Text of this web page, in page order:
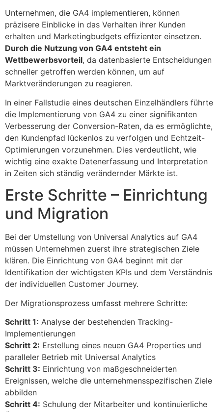
Unternehmen, die GA4 implementieren, können
präzisere Einblicke in das Verhalten ihrer Kunden
erhalten und Marketingbudgets effizienter einsetzen.
Durch die Nutzung von GA4 entsteht ein
Wettbewerbsvorteil, da datenbasierte Entscheidungen
schneller getroffen werden können, um auf
Marktveränderungen zu reagieren.
In einer Fallstudie eines deutschen Einzelhändlers führte
die Implementierung von GA4 zu einer signifikanten
Verbesserung der Conversion-Raten, da es ermöglichte,
den Kundenpfad lückenlos zu verfolgen und Echtzeit-
Optimierungen vorzunehmen. Dies verdeutlicht, wie
wichtig eine exakte Datenerfassung und Interpretation
in Zeiten sich ständig verändernder Märkte ist.
Erste Schritte – Einrichtung
und Migration
Bei der Umstellung von Universal Analytics auf GA4
müssen Unternehmen zuerst ihre strategischen Ziele
klären. Die Einrichtung von GA4 beginnt mit der
Identifikation der wichtigsten KPIs und dem Verständnis
der individuellen Customer Journey.
Der Migrationsprozess umfasst mehrere Schritte:
Schritt 1: Analyse der bestehenden Tracking-
Implementierungen
Schritt 2: Erstellung eines neuen GA4 Properties und
paralleler Betrieb mit Universal Analytics
Schritt 3: Einrichtung von maßgeschneiderten
Ereignissen, welche die unternehmensspezifischen Ziele
abbilden
Schritt 4: Schulung der Mitarbeiter und kontinuierliche